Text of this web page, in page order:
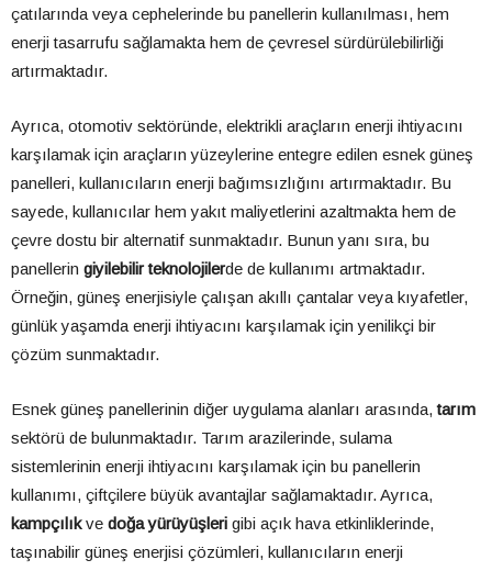
çatılarında veya cephelerinde bu panellerin kullanılması, hem
enerji tasarrufu sağlamakta hem de çevresel sürdürülebilirliği
artırmaktadır.
Ayrıca, otomotiv sektöründe, elektrikli araçların enerji ihtiyacını
karşılamak için araçların yüzeylerine entegre edilen esnek güneş
panelleri, kullanıcıların enerji bağımsızlığını artırmaktadır. Bu
sayede, kullanıcılar hem yakıt maliyetlerini azaltmakta hem de
çevre dostu bir alternatif sunmaktadır. Bunun yanı sıra, bu
panellerin giyilebilir teknolojilerde de kullanımı artmaktadır.
Örneğin, güneş enerjisiyle çalışan akıllı çantalar veya kıyafetler,
günlük yaşamda enerji ihtiyacını karşılamak için yenilikçi bir
çözüm sunmaktadır.
Esnek güneş panellerinin diğer uygulama alanları arasında,tarım
sektörü de bulunmaktadır. Tarım arazilerinde, sulama
sistemlerinin enerji ihtiyacını karşılamak için bu panellerin
kullanımı, çiftçilere büyük avantajlar sağlamaktadır. Ayrıca,
kampçılıkve doğa yürüyüşleri gibi açık hava etkinliklerinde,
taşınabilir güneş enerjisi çözümleri, kullanıcıların enerji